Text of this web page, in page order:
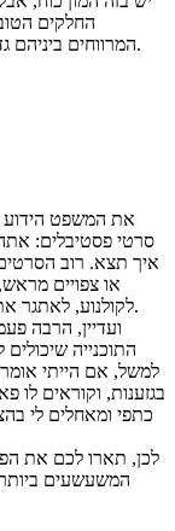
החלקים
המרווחים ביניהם גדולים מדי והתחושה היא שהיה צורך בהידוק קיצוני.
את המשפט הידוע
סרטי פסטיבלים:
איך תצא. רוב
או צפויים
לקולנוע, לאתגר את המדיום. בגלל זה אנחנו כל כך אוהבים פסטיבלים.
ועדיין, הרבה
התוכנייה
למשל, אם הייתי
בגזענות, וקוראים לו
כתפי ומאחלים לי
לכן, תארו לכם את
המשעשעים